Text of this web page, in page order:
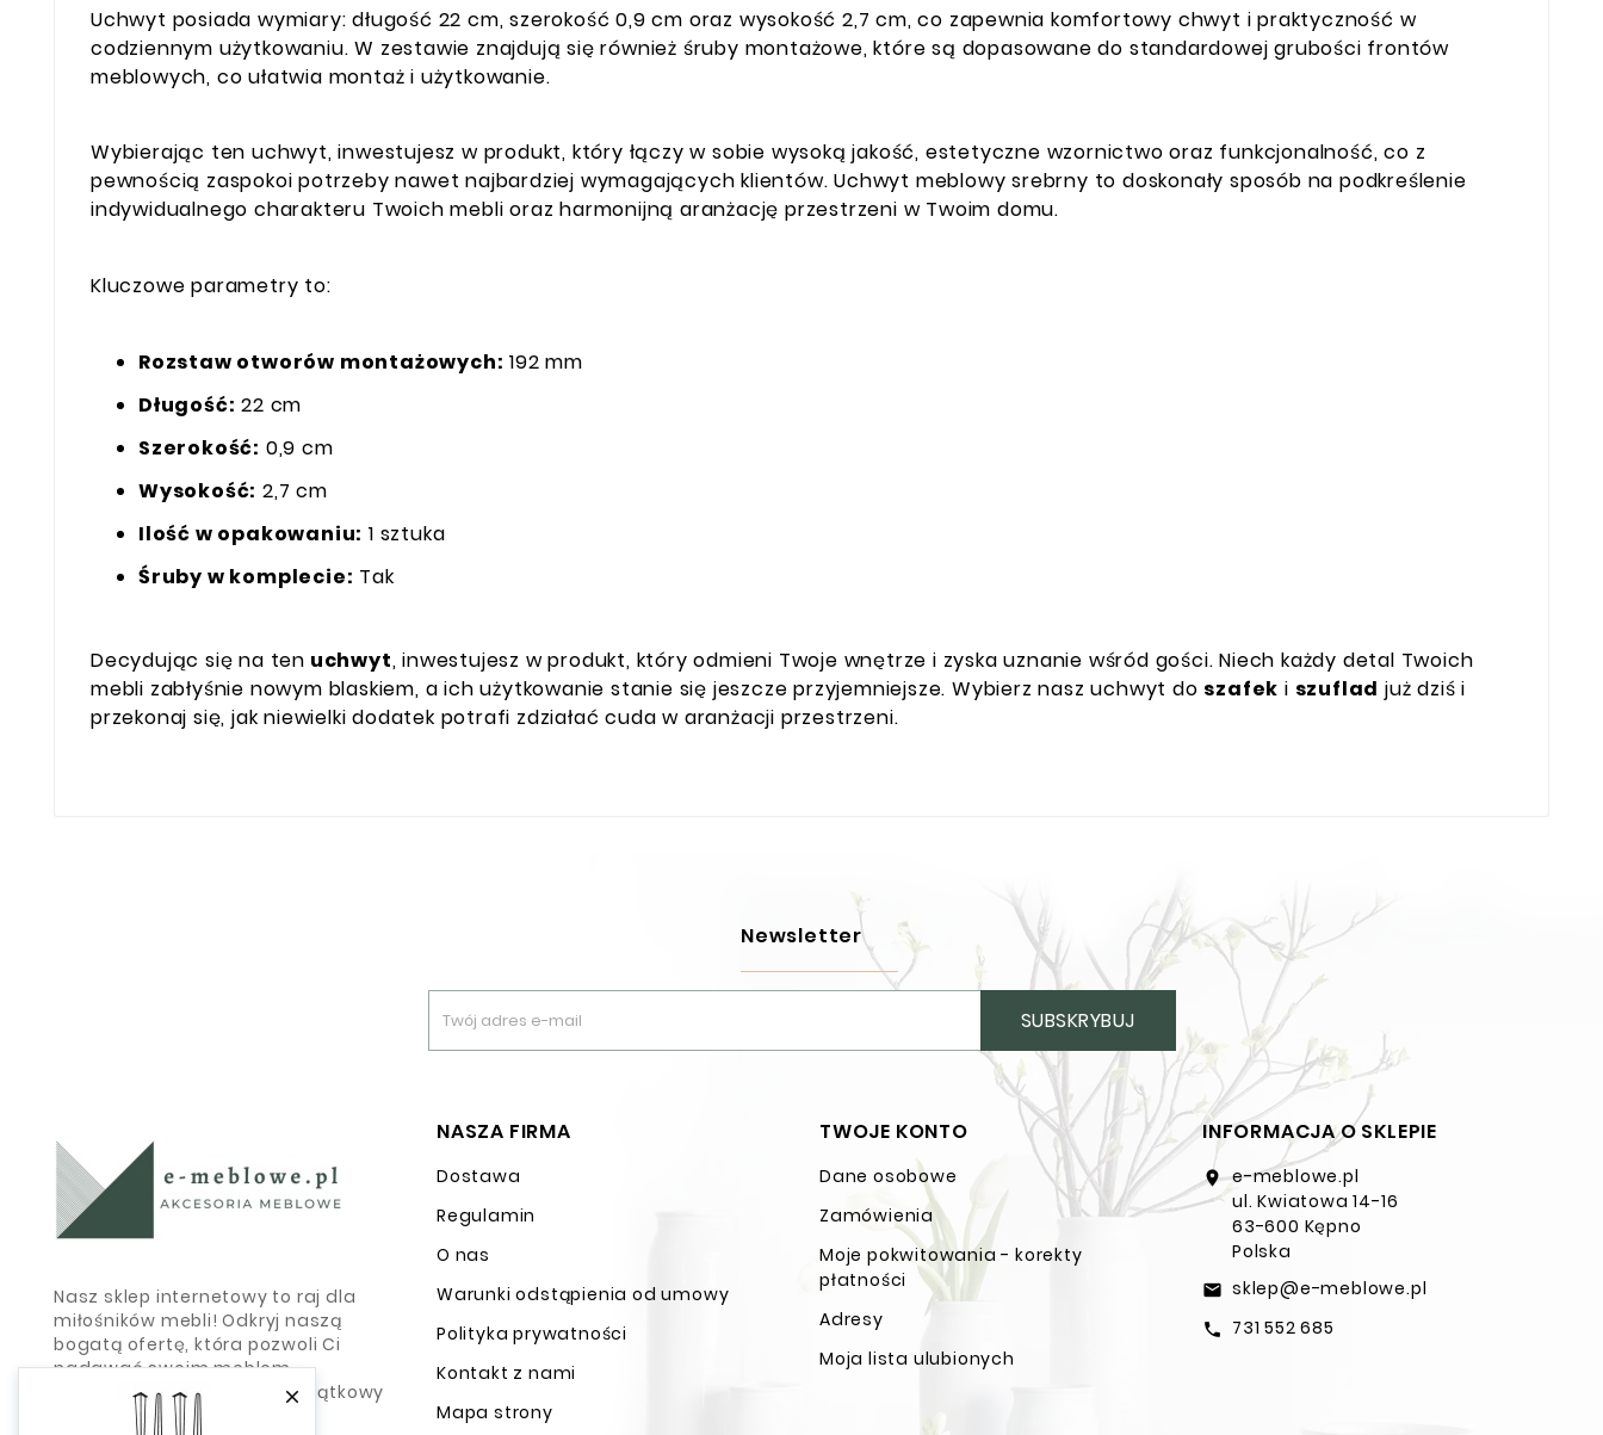

Uchwyt posiada wymiary: długość 22 cm, szerokość 0,9 cm oraz wysokość 2,7 cm, co zapewnia komfortowy chwyt i praktyczność w
codziennym użytkowaniu. W zestawie znajdują się również śruby montażowe, które są dopasowane do standardowej grubości frontów
meblowych, co ułatwia montaż i użytkowanie.
Wybierając ten uchwyt, inwestujesz w produkt, który łączy w sobie wysoką jakość, estetyczne wzornictwo oraz funkcjonalność, co z
pewnością zaspokoi potrzeby nawet najbardziej wymagających klientów. Uchwyt meblowy srebrny to doskonały sposób na podkreślenie
indywidualnego charakteru Twoich mebli oraz harmonijną aranżację przestrzeni w Twoim domu.
Kluczowe parametry to:
Rozstaw otworów montażowych: 192 mm
Długość: 22 cm
Szerokość: 0,9 cm
Wysokość: 2,7 cm
Ilość w opakowaniu: 1 sztuka
Śruby w komplecie: Tak
Decydując się na ten uchwyt, inwestujesz w produkt, który odmieni Twoje wnętrze i zyska uznanie wśród gości. Niech każdy detal Twoich
mebli zabłyśnie nowym blaskiem, a ich użytkowanie stanie się jeszcze przyjemniejsze. Wybierz nasz uchwyt do szafek i szuflad już dziś i
przekonaj się, jak niewielki dodatek potrafi zdziałać cuda w aranżacji przestrzeni.
Newsletter
SUBSKRYBUJ
Nasz sklep internetowy to raj dla
miłośników mebli! Odkryj naszą
bogatą ofertę, która pozwoli Ci
nadawać swoim meblom
indywidualny charakter i wyjątkowy
NASZA FIRMA
Dostawa
Regulamin
O nas
Warunki odstąpienia od umowy
Polityka prywatności
Kontakt z nami
Mapa strony
TWOJE KONTO
Dane osobowe
Zamówienia
Moje pokwitowania - korekty
płatności
Adresy
Moja lista ulubionych
INFORMACJA O SKLEPIE
location_on e-meblowe.pl
ul. Kwiatowa 14-16
63-600 Kępno
Polska
email sklep@e-meblowe.pl
call 731 552 685